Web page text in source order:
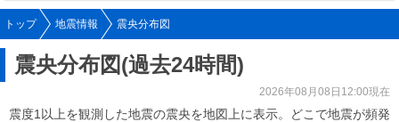
トップ 地震情報 震央分布図
震央分布図(過去24時間)
2026年08月08日12:00現在
震度1以上を観測した地震の震央を地図上に表示。どこで地震が頻発